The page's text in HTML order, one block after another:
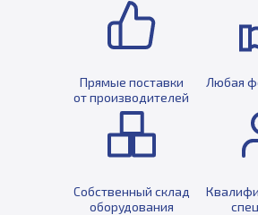
Прямые поставки
от производителей
Любая
Собственный склад
оборудования